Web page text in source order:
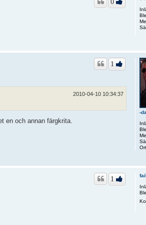
0
-
1
2010-04-10 10:34:37
en och annan färgkrita.
1